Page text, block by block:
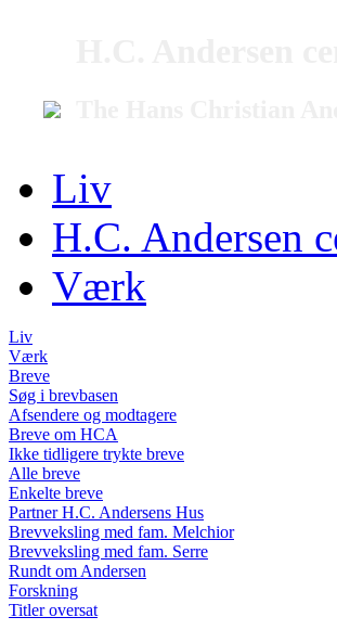
Liv
H.C. Andersen
Værk
Liv
Værk
Breve
Søg i brevbasen
Afsendere og modtagere
Breve om HCA
Ikke tidligere trykte breve
Alle breve
Enkelte breve
Partner H.C. Andersens Hus
Brevveksling med fam. Melchior
Brevveksling med fam. Serre
Rundt om Andersen
Forskning
Titler oversat